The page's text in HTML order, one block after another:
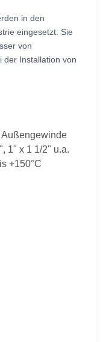
in den
eingesetzt. Sie
von
der Installation von
1" x 1 1/2" u.a.
+150°C